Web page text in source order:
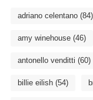
adriano celentano(84)
amy winehouse(46)
antonello venditti (60)
billie eilish(54)